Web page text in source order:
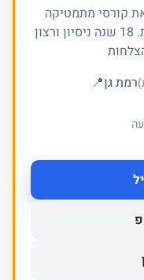
קורסי מתמטיקה
להנדסות ומדעי המחשב בכל הרמות. 18 שנה ניסיון ורצון
רמת גן📍